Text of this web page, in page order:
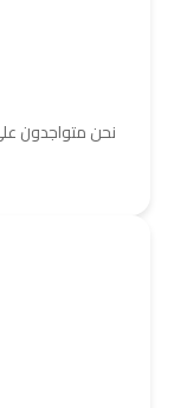
نحن متواجدون